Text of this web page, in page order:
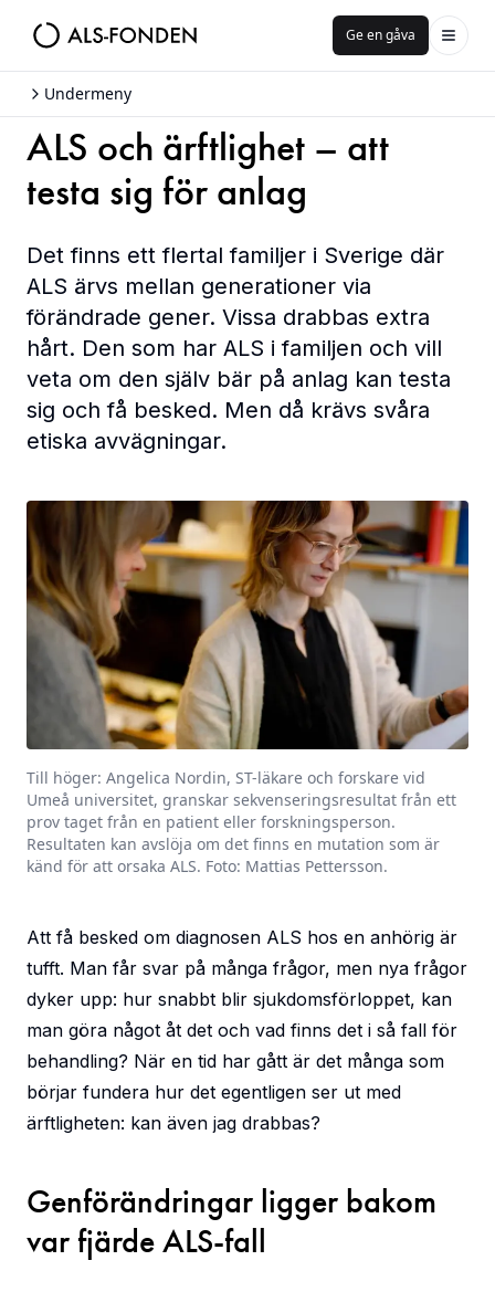
Ge en gåva
Undermeny
ALS och ärftlighet – att
testa sig för anlag
Det finns ett flertal familjer i Sverige där
ALS ärvs mellan generationer via
förändrade gener. Vissa drabbas extra
hårt. Den som har ALS i familjen och vill
veta om den själv bär på anlag kan testa
sig och få besked. Men då krävs svåra
etiska avvägningar.
Till höger: Angelica Nordin, ST-läkare och forskare vid
Umeå universitet, granskar sekvenseringsresultat från ett
prov taget från en patient eller forskningsperson.
Resultaten kan avslöja om det finns en mutation som är
känd för att orsaka ALS. Foto: Mattias Pettersson.
Att få besked om diagnosen ALS hos en anhörig är
tufft. Man får svar på många frågor, men nya frågor
dyker upp: hur snabbt blir sjukdomsförloppet, kan
man göra något åt det och vad finns det i så fall för
behandling? När en tid har gått är det många som
börjar fundera hur det egentligen ser ut med
ärftligheten: kan även jag drabbas?
Genförändringar ligger bakom
var fjärde ALS-fall